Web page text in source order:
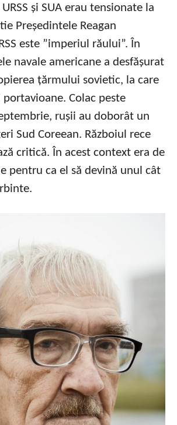
și SUA erau tensionate la
Președintele Reagan
este ”imperiul răului”. În
navale americane a desfășurat
țărmului sovietic, la care
Colac peste
rușii au doborât un
Sud Coreean. Războiul rece
critică. În acest context era de
pentru ca el să devină unul cât